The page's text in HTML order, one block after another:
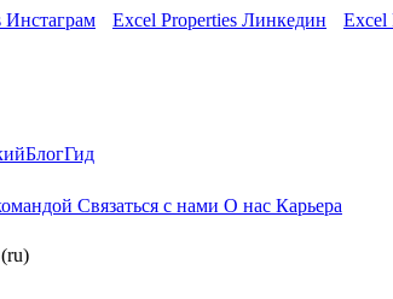
Инстаграм Excel Properties Линкедин Excel
БлогГид
Связаться с нами О нас Карьера
(ru)